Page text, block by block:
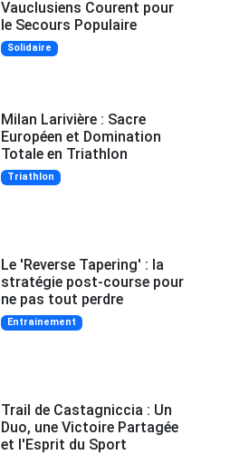
Vauclusiens Courent pour
le Secours Populaire
Solidaire
Milan Larivière : Sacre
Européen et Domination
Totale en Triathlon
Triathlon
Le 'Reverse Tapering' : la
stratégie post-course pour
ne pas tout perdre
Entrainement
Trail de Castagniccia : Un
Duo, une Victoire Partagée
et l'Esprit du Sport